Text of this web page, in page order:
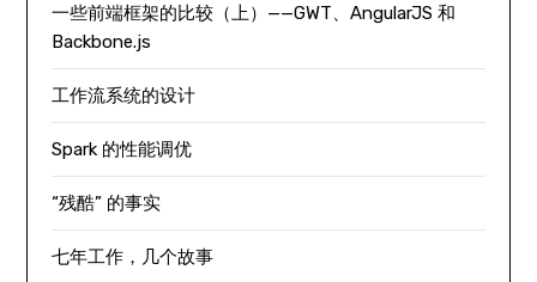
一些前端框架的比较（上）——GWT、AngularJS 和
Backbone.js
工作流系统的设计
Spark 的性能调优
“残酷” 的事实
七年工作，几个故事